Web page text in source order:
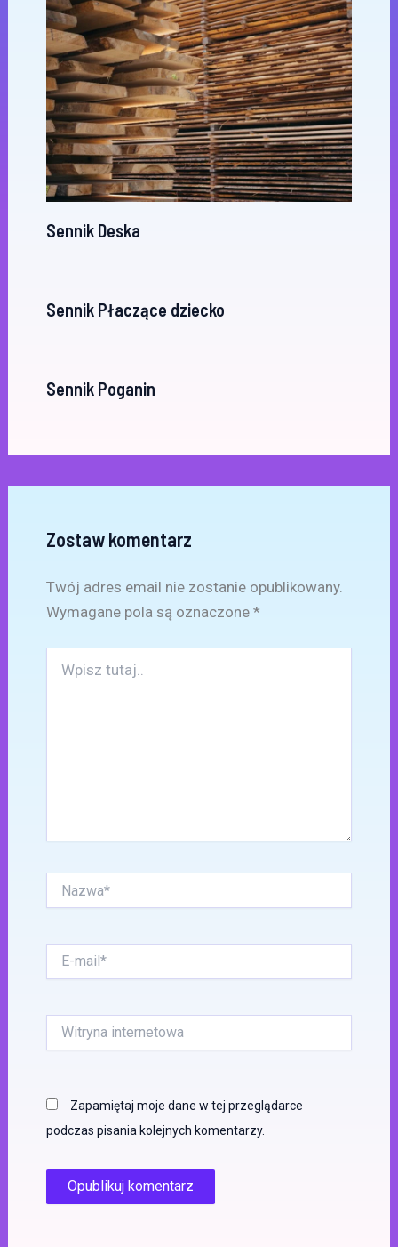
Sennik Deska
Sennik Płaczące dziecko
Sennik Poganin
Zostaw komentarz
Twój adres email nie zostanie opublikowany.
Wymagane pola są oznaczone *
tutaj..
mail*
internetowa
Zapamiętaj moje dane w tej przeglądarce
podczas pisania kolejnych komentarzy.